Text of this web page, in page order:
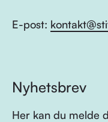
E-post:
Nyhetsbrev
Her kan du melde